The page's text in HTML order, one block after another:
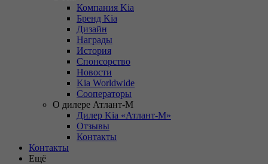
Компания Kia
Бренд Kia
Дизайн
Награды
История
Спонсорство
Новости
Kia Worldwide
Сооператоры
О дилере Атлант-М
Дилер Kia «Атлант-М»
Отзывы
Контакты
Контакты
Ещё